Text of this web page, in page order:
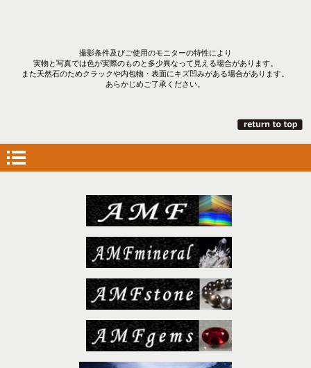
撮影条件及びご使用のモニターの特性により
実物と写真では色が実際のものと多少異なって見える場合があります。
また天然石のためクラックや内包物・表面にキズ凹みがある場合があります。
あらかじめご了承ください。